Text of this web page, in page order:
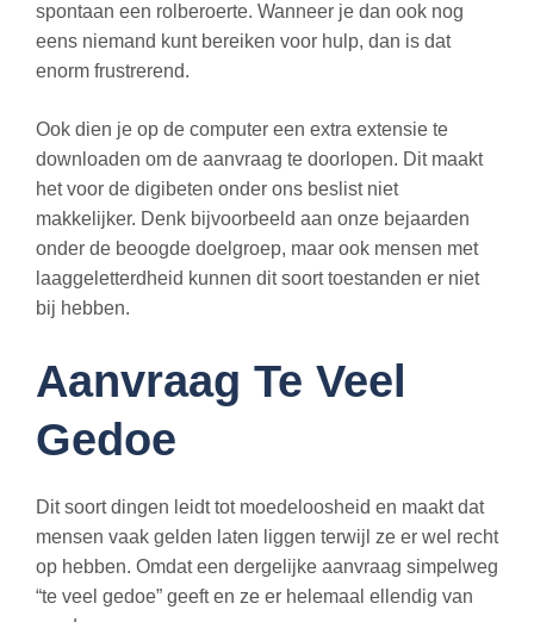
spontaan een rolberoerte. Wanneer je dan ook nog
eens niemand kunt bereiken voor hulp, dan is dat
enorm frustrerend.
Ook dien je op de computer een extra extensie te
downloaden om de aanvraag te doorlopen. Dit maakt
het voor de digibeten onder ons beslist niet
makkelijker. Denk bijvoorbeeld aan onze bejaarden
onder de beoogde doelgroep, maar ook mensen met
laaggeletterdheid kunnen dit soort toestanden er niet
bij hebben.
Aanvraag Te Veel
Gedoe
Dit soort dingen leidt tot moedeloosheid en maakt dat
mensen vaak gelden laten liggen terwijl ze er wel recht
op hebben. Omdat een dergelijke aanvraag simpelweg
“te veel gedoe” geeft en ze er helemaal ellendig van